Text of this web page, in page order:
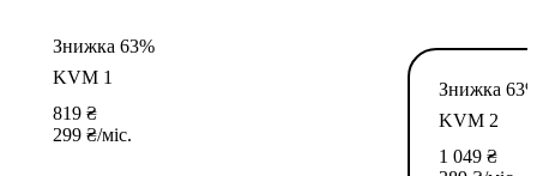
Знижка 63%
KVM 1
819 ₴
299 ₴/міс.
Знижка
KVM 2
1 049 ₴